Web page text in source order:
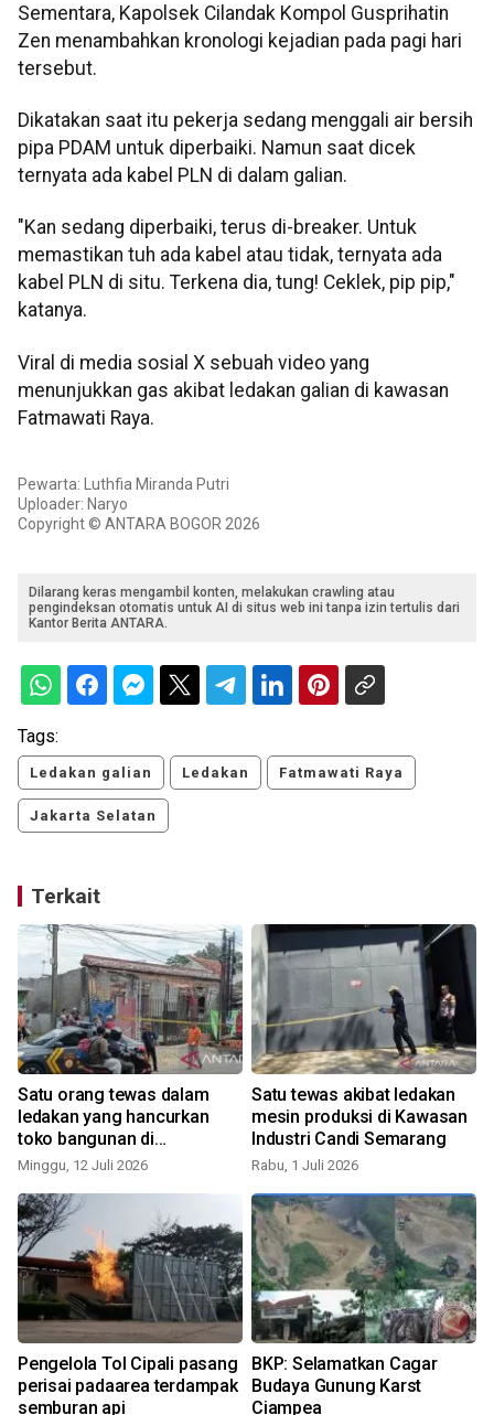
Sementara, Kapolsek Cilandak Kompol Gusprihatin
Zen menambahkan kronologi kejadian pada pagi hari
tersebut.
Dikatakan saat itu pekerja sedang menggali air bersih
pipa PDAM untuk diperbaiki. Namun saat dicek
ternyata ada kabel PLN di dalam galian.
"Kan sedang diperbaiki, terus di-breaker. Untuk
memastikan tuh ada kabel atau tidak, ternyata ada
kabel PLN di situ. Terkena dia, tung! Ceklek, pip pip,"
katanya.
Viral di media sosial X sebuah video yang
menunjukkan gas akibat ledakan galian di kawasan
Fatmawati Raya.
Pewarta: Luthfia Miranda Putri
Uploader: Naryo
Copyright © ANTARA BOGOR 2026
Dilarang keras mengambil konten, melakukan crawling atau
pengindeksan otomatis untuk AI di situs web ini tanpa izin tertulis dari
Kantor Berita ANTARA.
Tags:
Ledakan galian Ledakan Fatmawati Raya
Jakarta Selatan
Terkait
Satu orang tewas dalam
ledakan yang hancurkan
toko bangunan di
Purwakarta
Minggu, 12 Juli 2026
Satu tewas akibat ledakan
mesin produksi di Kawasan
Industri Candi Semarang
Rabu, 1 Juli 2026
Pengelola Tol Cipali pasang
perisai padaarea terdampak
semburan api
BKP: Selamatkan Cagar
Budaya Gunung Karst
Ciampea